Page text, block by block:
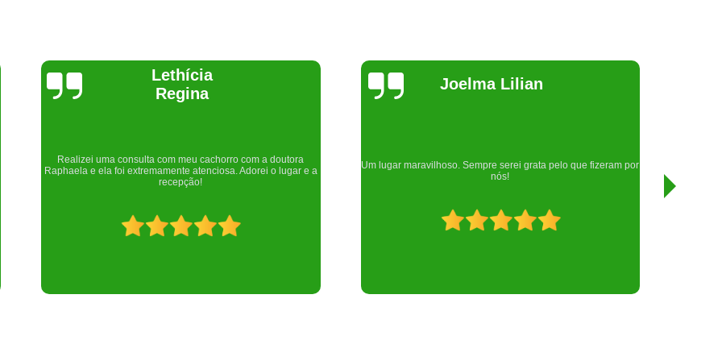
o lugar e a
Joelma Lilian
Um lugar maravilhoso. Sempre serei grata pelo que fizeram por
nós!
Rodrigues
Nota mil para esta clínica, que cuidou da minha filha Gamora
🐱, atendimento top, desde a recepção que são muito